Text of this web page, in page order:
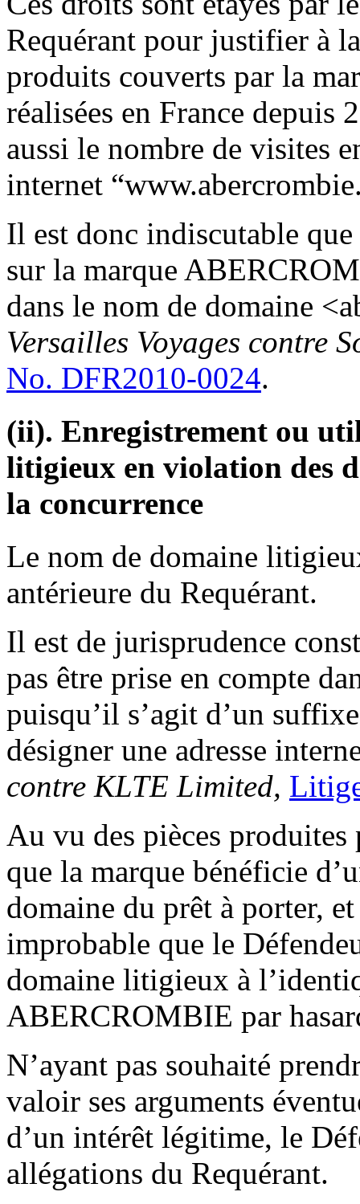
Requérant pour justifier à
produits couverts par la
réalisées en France depuis
aussi le nombre de visites
internet
Il est donc indiscutable
sur la marque
dans le nom de domaine
Versailles Voyages contre
No. DFR2010-0024.
(ii). Enregistrement ou
litigieux en violation des
la concurrence
Le nom de domaine
antérieure du Requérant.
Il est de jurisprudence
pas être prise en compte
puisqu’il s’agit d’un
désigner une adresse
contre KLTE Limited,
Au vu des pièces produites
que la marque bénéficie
domaine du prêt à porter,
improbable que le
domaine litigieux à
ABERCROMBIE par
N’ayant pas souhaité
valoir ses arguments
d’un intérêt légitime, le
allégations du Requérant.